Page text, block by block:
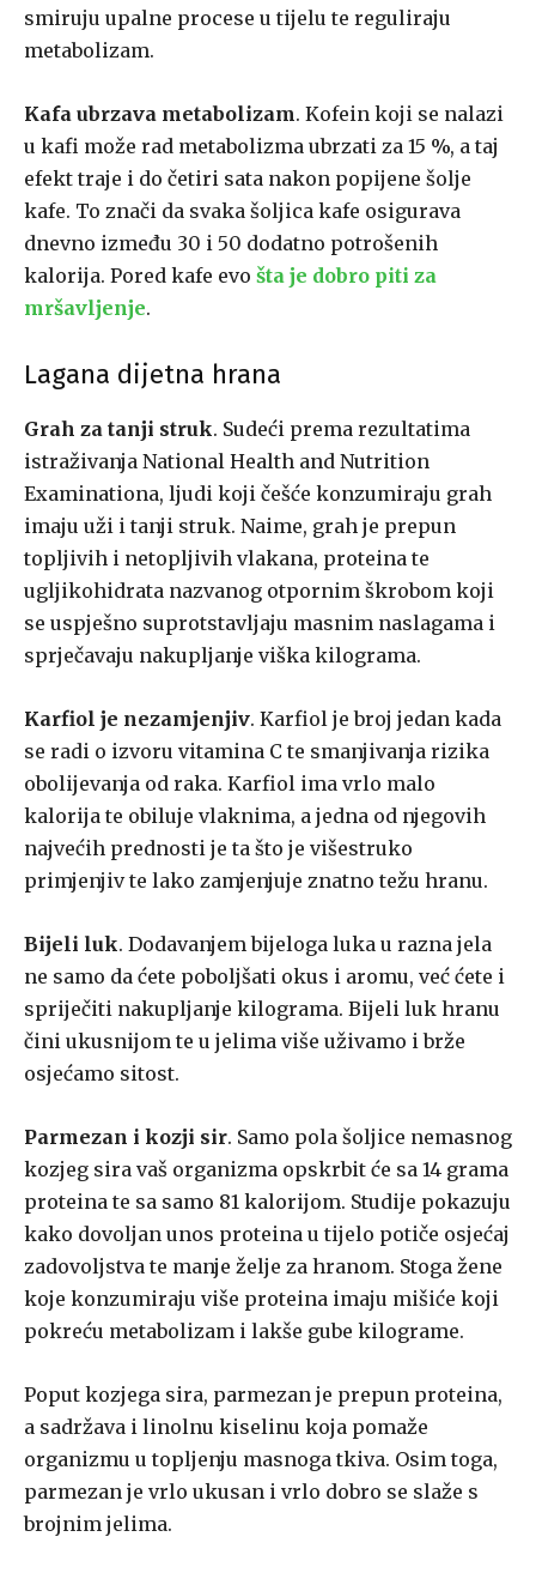
smiruju upalne procese u tijelu te reguliraju
metabolizam.
Kafa ubrzava metabolizam. Kofein koji se nalazi
u kafi može rad metabolizma ubrzati za 15 %, a taj
efekt traje i do četiri sata nakon popijene šolje
kafe. To znači da svaka šoljica kafe osigurava
dnevno između 30 i 50 dodatno potrošenih
kalorija. Pored kafe evo šta je dobro piti za
mršavljenje.
Lagana dijetna hrana
Grah za tanji struk. Sudeći prema rezultatima
istraživanja National Health and Nutrition
Examinationa, ljudi koji češće konzumiraju grah
imaju uži i tanji struk. Naime, grah je prepun
topljivih i netopljivih vlakana, proteina te
ugljikohidrata nazvanog otpornim škrobom koji
se uspješno suprotstavljaju masnim naslagama i
sprječavaju nakupljanje viška kilograma.
Karfiol je nezamjenjiv. Karfiol je broj jedan kada
se radi o izvoru vitamina C te smanjivanja rizika
obolijevanja od raka. Karfiol ima vrlo malo
kalorija te obiluje vlaknima, a jedna od njegovih
najvećih prednosti je ta što je višestruko
primjenjiv te lako zamjenjuje znatno težu hranu.
Bijeli luk. Dodavanjem bijeloga luka u razna jela
ne samo da ćete poboljšati okus i aromu, već ćete i
spriječiti nakupljanje kilograma. Bijeli luk hranu
čini ukusnijom te u jelima više uživamo i brže
osjećamo sitost.
Parmezan i kozji sir. Samo pola šoljice nemasnog
kozjeg sira vaš organizma opskrbit će sa 14 grama
proteina te sa samo 81 kalorijom. Studije pokazuju
kako dovoljan unos proteina u tijelo potiče osjećaj
zadovoljstva te manje želje za hranom. Stoga žene
koje konzumiraju više proteina imaju mišiće koji
pokreću metabolizam i lakše gube kilograme.
Poput kozjega sira, parmezan je prepun proteina,
a sadržava i linolnu kiselinu koja pomaže
organizmu u topljenju masnoga tkiva. Osim toga,
parmezan je vrlo ukusan i vrlo dobro se slaže s
brojnim jelima.